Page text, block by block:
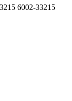
6002-33215